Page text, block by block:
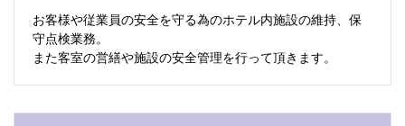
お客様や従業員の安全を守る為のホテル内施設の維持、保
守点検業務。
また客室の営繕や施設の安全管理を行って頂きます。